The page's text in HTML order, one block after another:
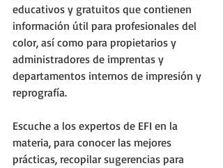
educativos y gratuitos que contienen
información útil para profesionales del
color, así como para propietarios y
administradores de imprentas y
departamentos internos de impresión y
reprografía.
Escuche a los expertos de EFI en la
materia, para conocer las mejores
prácticas, recopilar sugerencias para